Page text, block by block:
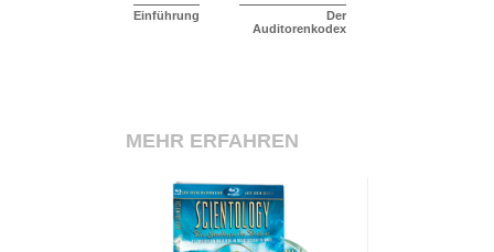
Einführung
Der
Auditorenkodex
MEHR ERFAHREN